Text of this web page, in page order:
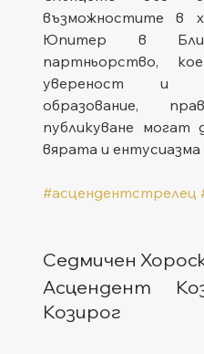
възможностите в
Юпитер в
партньорство,
увереност и
образование,
публикуване
вярата и ентусиазма
#асцендентстрелец
Седмичен
Асцендент
Козирог